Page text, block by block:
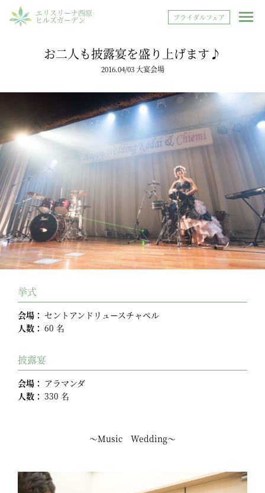
エリスリーナ西原
ヒルズガーデン ブライダルフェア
お二人も披露宴を盛り上げます♪
2016.04/03 大宴会場
挙式
会場： セントアンドリュースチャペル
人数： 60 名
披露宴
会場： アラマンダ
人数： 330 名
～Music Wedding～